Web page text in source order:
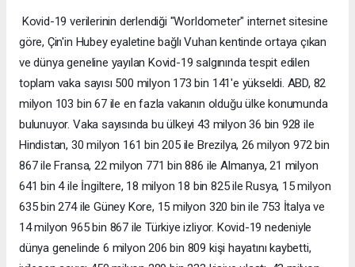
Kovid-19 verilerinin derlendiği "Worldometer" internet sitesine
göre, Çin'in Hubey eyaletine bağlı Vuhan kentinde ortaya çıkan
ve dünya geneline yayılan Kovid-19 salgınında tespit edilen
toplam vaka sayısı 500 milyon 173 bin 141'e yükseldi. ABD, 82
milyon 103 bin 67 ile en fazla vakanın olduğu ülke konumunda
bulunuyor. Vaka sayısında bu ülkeyi 43 milyon 36 bin 928 ile
Hindistan, 30 milyon 161 bin 205 ile Brezilya, 26 milyon 972 bin
867 ile Fransa, 22 milyon 771 bin 886 ile Almanya, 21 milyon
641 bin 4 ile İngiltere, 18 milyon 18 bin 825 ile Rusya, 15 milyon
635 bin 274 ile Güney Kore, 15 milyon 320 bin ile 753 İtalya ve
14 milyon 965 bin 867 ile Türkiye izliyor. Kovid-19 nedeniyle
dünya genelinde 6 milyon 206 bin 809 kişi hayatını kaybetti,